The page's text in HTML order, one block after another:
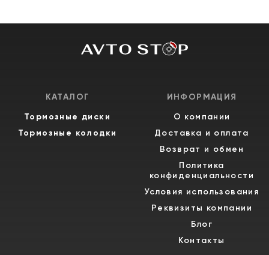
КАТАЛОГ
Тормозные диски
Тормозные колодки
ИНФОРМАЦИЯ
О компании
Доставка и оплата
Возврат и обмен
Политика
конфиденциальности
Условия использования
Реквизиты компании
Блог
Контакты